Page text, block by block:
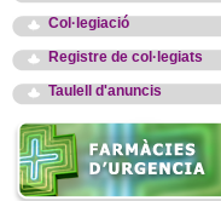
Col·legiació
Registre de col·legiats
Taulell d'anuncis